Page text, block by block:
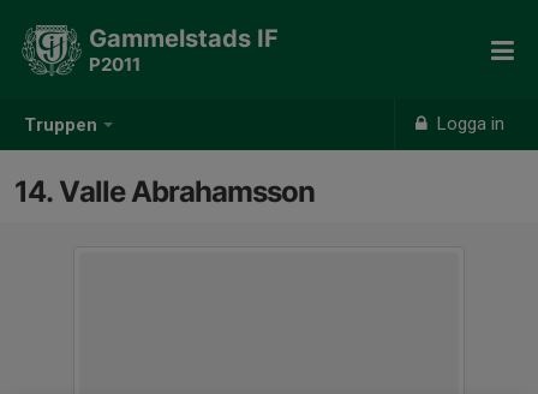
Truppen Logga in
Gammelstads IF
P2011
14. Valle Abrahamsson